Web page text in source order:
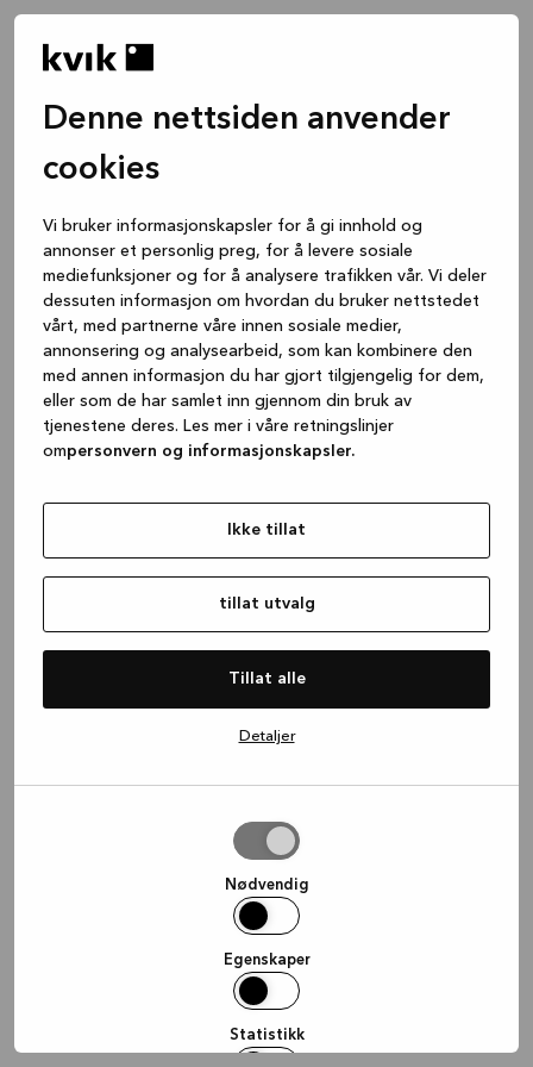
Denne nettsiden anvender
cookies
Vi bruker informasjonskapsler for å gi innhold og
annonser et personlig preg, for å levere sosiale
mediefunksjoner og for å analysere trafikken vår. Vi deler
dessuten informasjon om hvordan du bruker nettstedet
vårt, med partnerne våre innen sosiale medier,
annonsering og analysearbeid, som kan kombinere den
med annen informasjon du har gjort tilgjengelig for dem,
eller som de har samlet inn gjennom din bruk av
tjenestene deres. Les mer i våre retningslinjer
ompersonvern og informasjonskapsler.
Ikke tillat
tillat utvalg
Tillat alle
Detaljer
Nødvendig
Egenskaper
Statistikk
(see the browser console for more
information).